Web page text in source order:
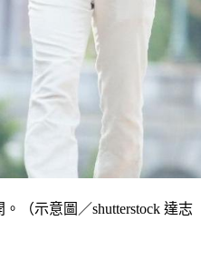
（示意圖／shutterstock 達志